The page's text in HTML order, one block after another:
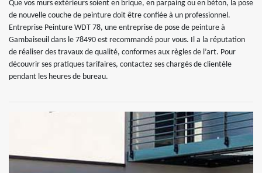
Que vos murs extérieurs soient en brique, en parpaing ou en béton, la pose
de nouvelle couche de peinture doit être confiée à un professionnel.
Entreprise Peinture WDT 78, une entreprise de pose de peinture à
Gambaiseuil dans le 78490 est recommandé pour vous. Il a la réputation
de réaliser des travaux de qualité, conformes aux règles de l’art. Pour
découvrir ses pratiques tarifaires, contactez ses chargés de clientèle
pendant les heures de bureau.